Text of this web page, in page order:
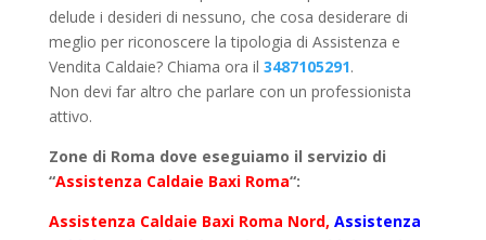
delude i desideri di nessuno, che cosa desiderare di
meglio per riconoscere la tipologia di Assistenza e
Vendita Caldaie? Chiama ora il 3487105291.
Non devi far altro che parlare con un professionista
attivo.
Zone di Roma dove eseguiamo il servizio di
“Assistenza Caldaie Baxi Roma“:
Assistenza Caldaie Baxi Roma Nord, Assistenza